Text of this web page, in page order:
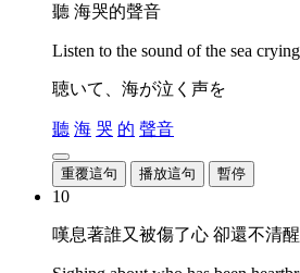
聽 海哭的聲音
Listen to the sound of the sea crying
聴いて、海が泣く声を
聽 海 哭 的 聲音
重覆這句 播放這句 暫停
10
嘆息著誰又被傷了心 卻還不清醒